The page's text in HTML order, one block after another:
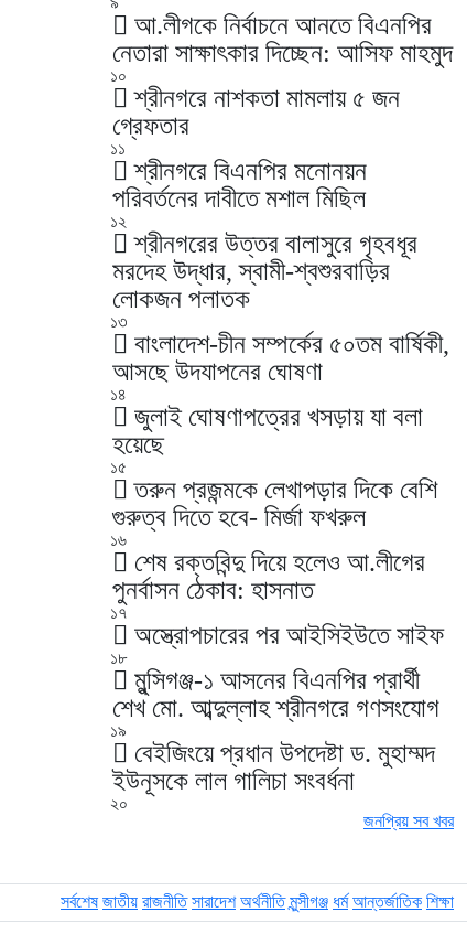
আ.লীগকে নির্বাচনে আনতে বিএনপির
নেতারা সাক্ষাৎকার দিচ্ছেন: আসিফ মাহমুদ
১০
শ্রীনগরে নাশকতা মামলায় ৫ জন
গ্রেফতার
১১
শ্রীনগরে বিএনপির মনোনয়ন
পরিবর্তনের দাবীতে মশাল মিছিল
১২
শ্রীনগরের উত্তর বালাসুরে গৃহবধূর
মরদেহ উদ্ধার, স্বামী-শ্বশুরবাড়ির
লোকজন পলাতক
১৩
বাংলাদেশ-চীন সম্পর্কের ৫০তম বার্ষিকী,
আসছে উদযাপনের ঘোষণা
১৪
জুলাই ঘোষণাপত্রের খসড়ায় যা বলা
হয়েছে
১৫
তরুন প্রজন্মকে লেখাপড়ার দিকে বেশি
গুরুত্ব দিতে হবে- মির্জা ফখরুল
১৬
শেষ রক্তবিন্দু দিয়ে হলেও আ.লীগের
পুনর্বাসন ঠেকাব: হাসনাত
১৭
অস্ত্রোপচারের পর আইসিইউতে সাইফ
১৮
মুন্সিগঞ্জ-১ আসনের বিএনপির প্রার্থী
শেখ মো. আব্দুল্লাহ শ্রীনগরে গণসংযোগ
১৯
বেইজিংয়ে প্রধান উপদেষ্টা ড. মুহাম্মদ
ইউনূসকে লাল গালিচা সংবর্ধনা
২০
জনপ্রিয় সব খবর
সর্বশেষ জাতীয় রাজনীতি সারাদেশ অর্থনীতি মুন্সীগঞ্জ ধর্ম আন্তর্জাতিক শিক্ষা